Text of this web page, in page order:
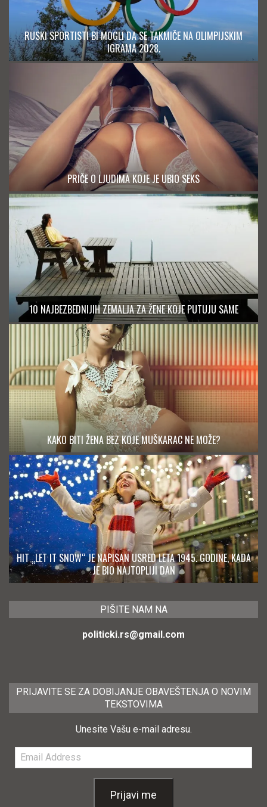
RUSKI SPORTISTI BI MOGLI DA SE TAKMIČE NA OLIMPIJSKIM
IGRAMA 2028.
PRIČE O LJUDIMA KOJE JE UBIO SEKS
10 NAJBEZBEDNIJIH ZEMALJA ZA ŽENE KOJE PUTUJU SAME
KAKO BITI ŽENA BEZ KOJE MUŠKARAC NE MOŽE?
HIT „LET IT SNOW“ JE NAPISAN USRED LETA 1945. GODINE, KADA
JE BIO NAJTOPLIJI DAN
PIŠITE NAM NA
politicki.rs@gmail.com
PRIJAVITE SE ZA DOBIJANJE OBAVEŠTENJA O NOVIM
TEKSTOVIMA
Unesite Vašu e-mail adresu.
Email
Address
Prijavi me